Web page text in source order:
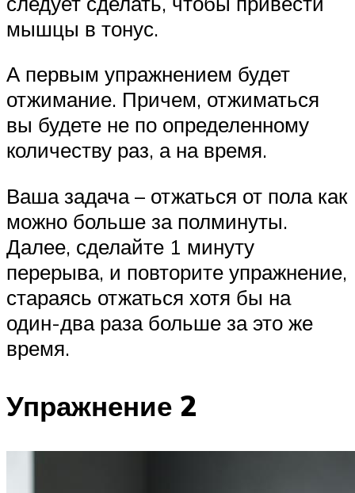
мышцы в тонус.
А первым упражнением будет
отжимание. Причем, отжиматься
вы будете не по определенному
количеству раз, а на время.
Ваша задача – отжаться от пола как
можно больше за полминуты.
Далее, сделайте 1 минуту
перерыва, и повторите упражнение,
стараясь отжаться хотя бы на
один-два раза больше за это же
время.
Упражнение 2